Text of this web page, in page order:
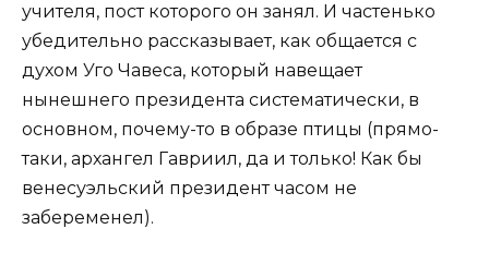
учителя, пост которого он занял. И частенько
убедительно рассказывает, как общается с
духом Уго Чавеса, который навещает
нынешнего президента систематически, в
основном, почему-то в образе птицы (прямо-
таки, архангел Гавриил, да и только! Как бы
венесуэльский президент часом не
забеременел).